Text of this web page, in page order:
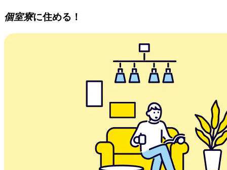
個室寮に住める！